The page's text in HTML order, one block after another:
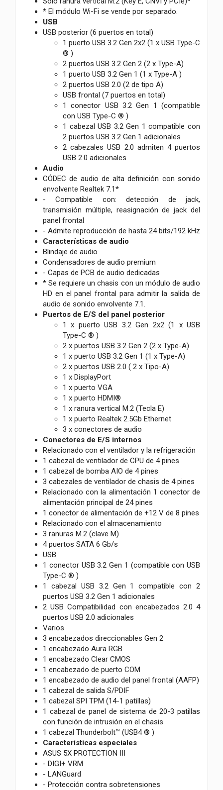
* El módulo Wi-Fi se vende por separado.
USB
USB posterior (6 puertos en total)
1 puerto USB 3.2 Gen 2x2 (1 x USB Type-C
® )
2 puertos USB 3.2 Gen 2 (2 x Type-A)
1 puerto USB 3.2 Gen 1 (1 x Type-A )
2 puertos USB 2.0 (2 de tipo A)
USB frontal (7 puertos en total)
1 conector USB 3.2 Gen 1 (compatible
con USB Type-C ® )
1 cabezal USB 3.2 Gen 1 compatible con
2 puertos USB 3.2 Gen 1 adicionales
2 cabezales USB 2.0 admiten 4 puertos
USB 2.0 adicionales
Audio
CÓDEC de audio de alta definición con sonido
envolvente Realtek 7.1*
- Compatible con: detección de jack,
transmisión múltiple, reasignación de jack del
panel frontal
- Admite reproducción de hasta 24 bits/192 kHz
Características de audio
Blindaje de audio
Condensadores de audio premium
- Capas de PCB de audio dedicadas
* Se requiere un chasis con un módulo de audio
HD en el panel frontal para admitir la salida de
audio de sonido envolvente 7.1.
Puertos de E/S del panel posterior
1 x puerto USB 3.2 Gen 2x2 (1 x USB
Type-C ® )
2 x puertos USB 3.2 Gen 2 (2 x Type-A)
1 x puerto USB 3.2 Gen 1 (1 x Type-A)
2 x puertos USB 2.0 ( 2 x Tipo-A)
1 x DisplayPort
1 x puerto VGA
1 x puerto HDMI®
1 x ranura vertical M.2 (Tecla E)
1 x puerto Realtek 2.5Gb Ethernet
3 x conectores de audio
Conectores de E/S internos
Relacionado con el ventilador y la refrigeración
1 cabezal de ventilador de CPU de 4 pines
1 cabezal de bomba AIO de 4 pines
3 cabezales de ventilador de chasis de 4 pines
Relacionado con la alimentación 1 conector de
alimentación principal de 24 pines
1 conector de alimentación de +12 V de 8 pines
Relacionado con el almacenamiento
3 ranuras M.2 (clave M)
4 puertos SATA 6 Gb/s
USB
1 conector USB 3.2 Gen 1 (compatible con USB
Type-C ® )
1 cabezal USB 3.2 Gen 1 compatible con 2
puertos USB 3.2 Gen 1 adicionales
2 USB Compatibilidad con encabezados 2.0 4
puertos USB 2.0 adicionales
Varios
3 encabezados direccionables Gen 2
1 encabezado Aura RGB
1 encabezado Clear CMOS
1 encabezado de puerto COM
1 encabezado de audio del panel frontal (AAFP)
1 cabezal de salida S/PDIF
1 cabezal SPI TPM (14-1 patillas)
1 cabezal de panel de sistema de 20-3 patillas
con función de intrusión en el chasis
1 cabezal Thunderbolt™ (USB4 ® )
Características especiales
ASUS 5X PROTECTION III
- DIGI+ VRM
- LANGuard
- Protección contra sobretensiones